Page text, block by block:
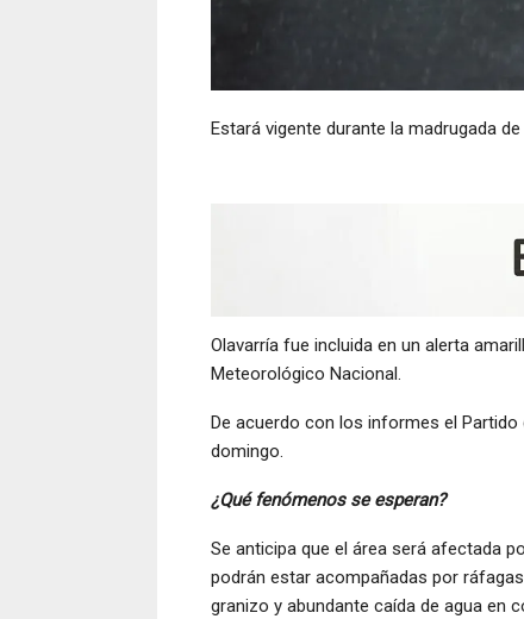
Estará vigente durante la madrugada
Olavarría fue incluida en un alerta
Meteorológico Nacional.
De acuerdo con los informes el Partido
domingo.
¿Qué fenómenos se esperan?
Se anticipa que el área será afectada
podrán estar acompañadas por
granizo y abundante caída de agua en